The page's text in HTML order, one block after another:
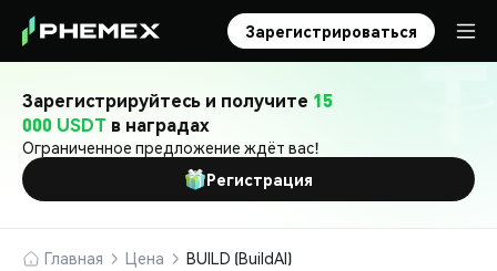
Зарегистрироваться
Зарегистрируйтесь и получите 15
000 USDT в наградах
Ограниченное предложение ждёт вас!
Регистрация
Главная Цена BUILD (BuildAI)